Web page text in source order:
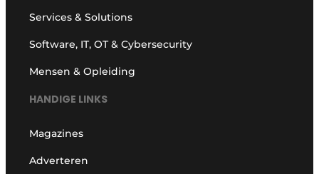
Services & Solutions
Software, IT, OT & Cybersecurity
Mensen & Opleiding
HANDIGE LINKS
Magazines
Adverteren